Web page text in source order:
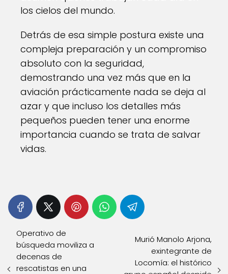
los cielos del mundo.
Detrás de esa simple postura existe una
compleja preparación y un compromiso
absoluto con la seguridad,
demostrando una vez más que en la
aviación prácticamente nada se deja al
azar y que incluso los detalles más
pequeños pueden tener una enorme
importancia cuando se trata de salvar
vidas.
Operativo de
búsqueda moviliza a
decenas de
rescatistas en una
Murió Manolo Arjona,
exintegrante de
Locomía: el histórico